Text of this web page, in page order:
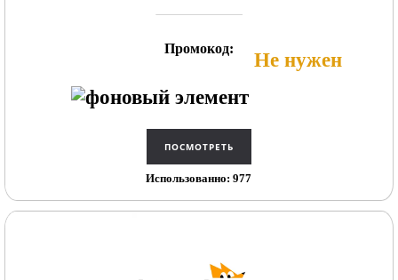
Промокод:
Не нужен
Использованно: 977